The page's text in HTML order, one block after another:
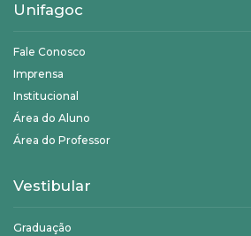
Unifagoc
Fale Conosco
Imprensa
Institucional
Área do Aluno
Área do Professor
Vestibular
Graduação